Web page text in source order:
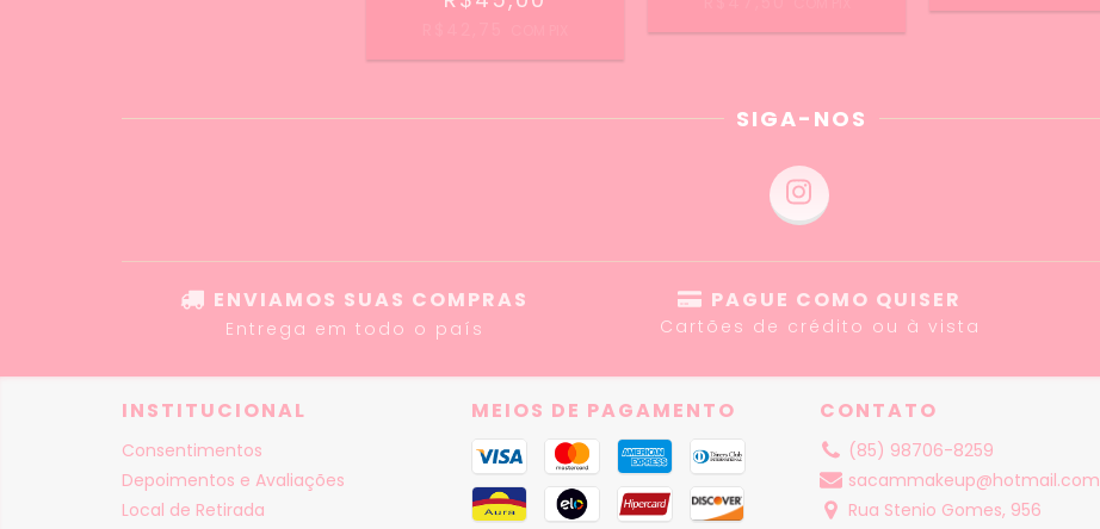
SIGA-NOS
ENVIAMOS SUAS COMPRAS
Entrega em todo o país
PAGUE COMO QUISER
Cartões de crédito ou à vista
INSTITUCIONAL
Consentimentos
Depoimentos e Avaliações
Local de Retirada
MEIOS DE PAGAMENTO CONTATO
(85) 98706-8259
sacammakeup@hotmail.com
Rua Stenio Gomes, 956